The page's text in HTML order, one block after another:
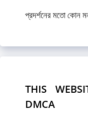
প্রদর্শনের মতো কোন
THIS
DMCA